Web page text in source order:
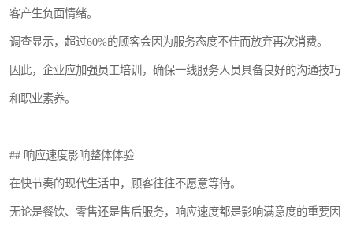
客产生负面情绪。
调查显示，超过60%的顾客会因为服务态度不佳而放弃再次消费。
因此，企业应加强员工培训，确保一线服务人员具备良好的沟通技巧
和职业素养。
## 响应速度影响整体体验
在快节奏的现代生活中，顾客往往不愿意等待。
无论是餐饮、零售还是售后服务，响应速度都是影响满意度的重要因